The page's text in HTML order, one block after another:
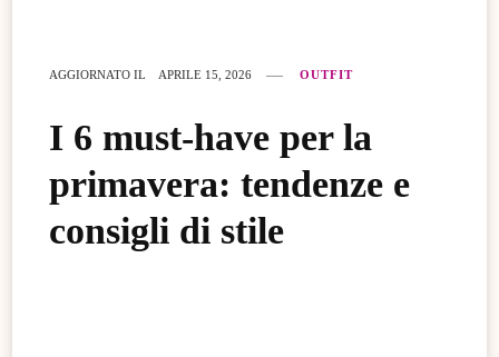
AGGIORNATO IL APRILE 15, 2026 OUTFIT
I 6 must-have per la
primavera: tendenze e
consigli di stile